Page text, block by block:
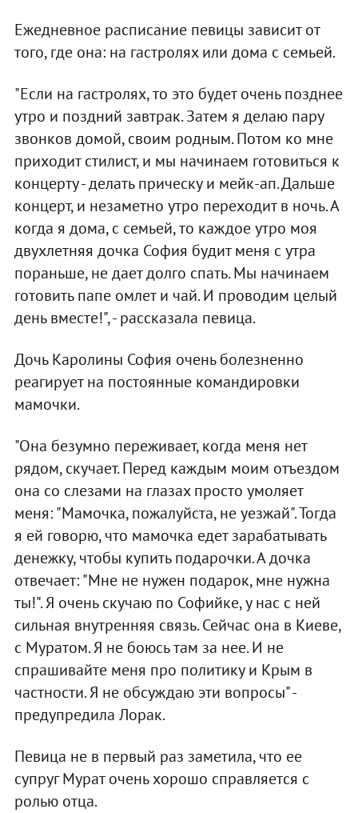
Ежедневное расписание певицы зависит от
того, где она: на гастролях или дома с семьей.
"Если на гастролях, то это будет очень позднее
утро и поздний завтрак. Затем я делаю пару
звонков домой, своим родным. Потом ко мне
приходит стилист, и мы начинаем готовиться к
концерту - делать прическу и мейк-ап. Дальше
концерт, и незаметно утро переходит в ночь. А
когда я дома, с семьей, то каждое утро моя
двухлетняя дочка София будит меня с утра
пораньше, не дает долго спать. Мы начинаем
готовить папе омлет и чай. И проводим целый
день вместе!", - рассказала певица.
Дочь Каролины София очень болезненно
реагирует на постоянные командировки
мамочки.
"Она безумно переживает, когда меня нет
рядом, скучает. Перед каждым моим отъездом
она со слезами на глазах просто умоляет
меня: "Мамочка, пожалуйста, не уезжай". Тогда
я ей говорю, что мамочка едет зарабатывать
денежку, чтобы купить подарочки. А дочка
отвечает: "Мне не нужен подарок, мне нужна
ты!". Я очень скучаю по Софийке, у нас с ней
сильная внутренняя связь. Сейчас она в Киеве,
с Муратом. Я не боюсь там за нее. И не
спрашивайте меня про политику и Крым в
частности. Я не обсуждаю эти вопросы" -
предупредила Лорак.
Певица не в первый раз заметила, что ее
супруг Мурат очень хорошо справляется с
ролью отца.